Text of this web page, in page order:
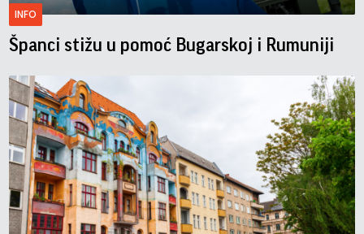
INFO
Španci stižu u pomoć Bugarskoj i Rumuniji